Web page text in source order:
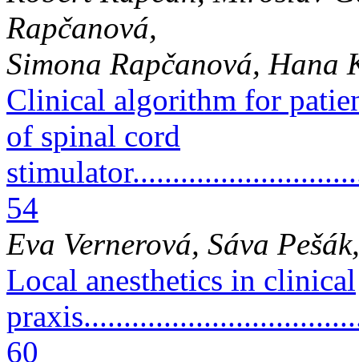
Rapčanová,
Simona Rapčanová, Hana
Clinical algorithm for
of spinal cord
54
Eva Vernerová, Sáva
Local anesthetics in clinical
60